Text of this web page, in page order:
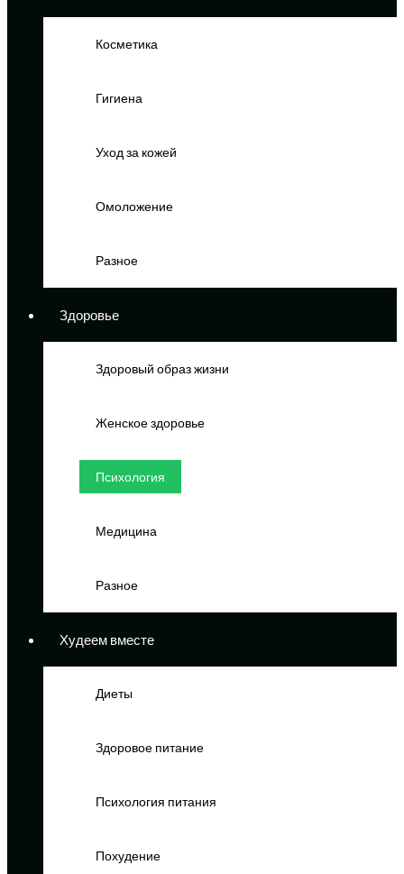
Косметика
Гигиена
Уход за кожей
Омоложение
Разное
Здоровье
Здоровый образ жизни
Женское здоровье
Психология
Медицина
Разное
Худеем вместе
Диеты
Здоровое питание
Психология питания
Похудение